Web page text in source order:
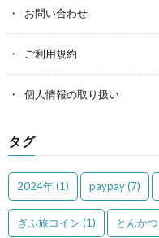
お問い合わせ
ご利用規約
個人情報の取り扱い
タグ
2024年(1) paypay(7)
ぎふ旅コイン (1) とんかつ